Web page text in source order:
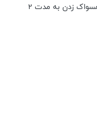
دندان را روی الیاف بریزید و شروع به مسواک زدن به مدت 2